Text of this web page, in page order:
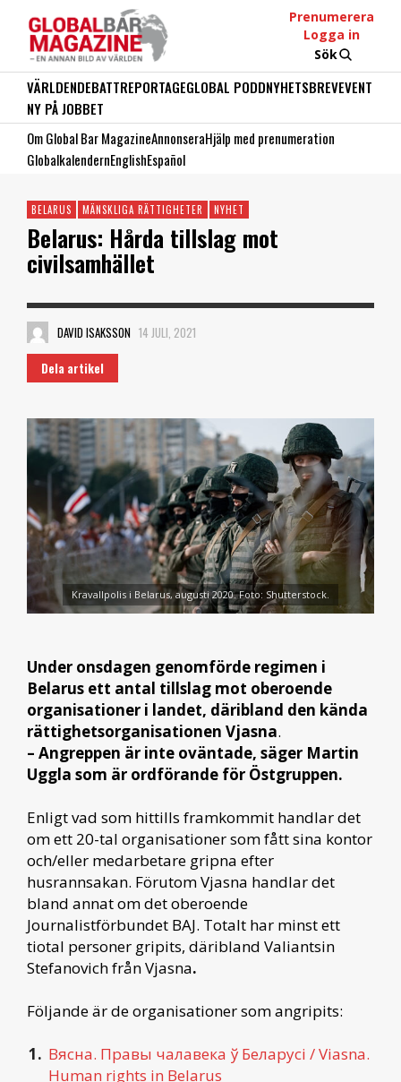
Prenumerera
Logga in
Sök
VÄRLDENDEBATTREPORTAGEGLOBAL PODDNYHETSBREVEVENT
NY PÅ JOBBET
Om Global Bar MagazineAnnonseraHjälp med prenumeration
GlobalkalendernEnglishEspañol
BELARUS MÄNSKLIGA RÄTTIGHETER NYHET
Belarus: Hårda tillslag mot
civilsamhället
DAVID ISAKSSON 14 JULI, 2021
Dela artikel
Kravallpolis i Belarus, augusti 2020. Foto: Shutterstock.
Under onsdagen genomförde regimen i
Belarus ett antal tillslag mot oberoende
organisationer i landet, däribland den kända
rättighetsorganisationen Vjasna.
– Angreppen är inte oväntade, säger Martin
Uggla som är ordförande för Östgruppen.
Enligt vad som hittills framkommit handlar det
om ett 20-tal organisationer som fått sina kontor
och/eller medarbetare gripna efter
husrannsakan. Förutom Vjasna handlar det
bland annat om det oberoende
Journalistförbundet BAJ. Totalt har minst ett
tiotal personer gripits, däribland Valiantsin
Stefanovich från Vjasna.
Följande är de organisationer som angripits:
Вясна. Правы чалавека ў Беларусі / Viasna.
Human rights in Belarus